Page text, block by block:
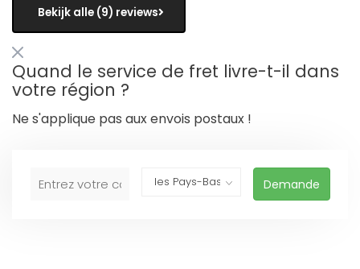
Bekijk alle (9) reviews
Quand le service de fret livre-t-il dans
votre région ?
Ne s'applique pas aux envois postaux !
Demande